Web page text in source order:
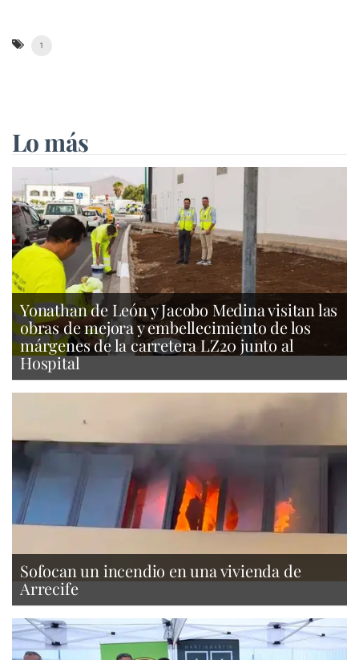
1
Lo más
Yonathan de León y Jacobo Medina visitan las
obras de mejora y embellecimiento de los
márgenes de la carretera LZ20 junto al
Hospital
Sofocan un incendio en una vivienda de
Arrecife